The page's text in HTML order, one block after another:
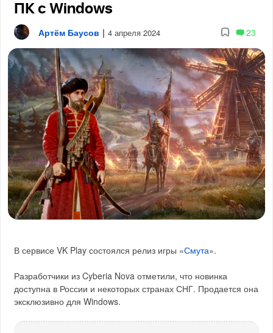
ПК с Windows
Артём Баусов | 4 апреля 2024 23
В сервисе VK Play состоялся релиз игры «Смута».
Разработчики из Cyberia Nova отметили, что новинка
доступна в России и некоторых странах СНГ. Продается она
эксклюзивно для Windows.